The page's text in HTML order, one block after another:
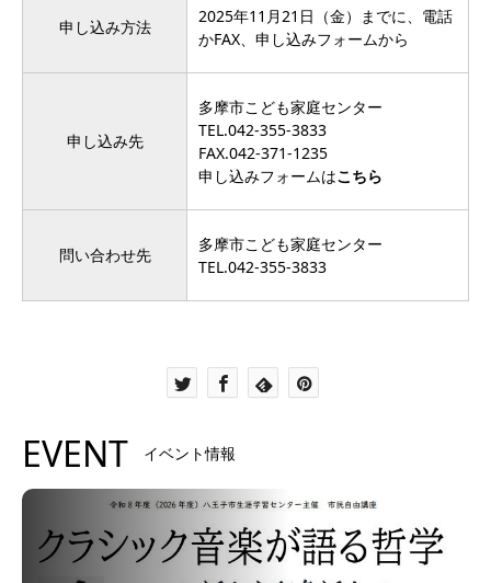
申し込み方法
2025年11月21日（金）までに、電話
かFAX、申し込みフォームから
申し込み先
多摩市こども家庭センター
TEL.042-355-3833
FAX.042-371-1235
申し込みフォームはこちら
問い合わせ先
多摩市こども家庭センター
TEL.042-355-3833
EVENT イベント情報